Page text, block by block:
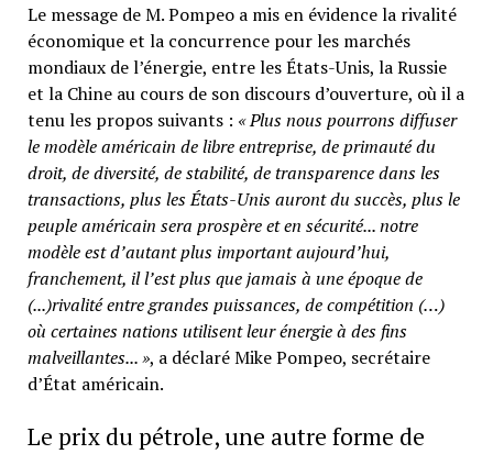
Le message de M. Pompeo a mis en évidence la rivalité
économique et la concurrence pour les marchés
mondiaux de l’énergie, entre les États-Unis, la Russie
et la Chine au cours de son discours d’ouverture, où il a
tenu les propos suivants : « Plus nous pourrons diffuser
le modèle américain de libre entreprise, de primauté du
droit, de diversité, de stabilité, de transparence dans les
transactions, plus les États-Unis auront du succès, plus le
peuple américain sera prospère et en sécurité... notre
modèle est d’autant plus important aujourd’hui,
franchement, il l’est plus que jamais à une époque de
(...)rivalité entre grandes puissances, de compétition (…)
où certaines nations utilisent leur énergie à des fins
malveillantes... », a déclaré Mike Pompeo, secrétaire
d’État américain.
Le prix du pétrole, une autre forme de